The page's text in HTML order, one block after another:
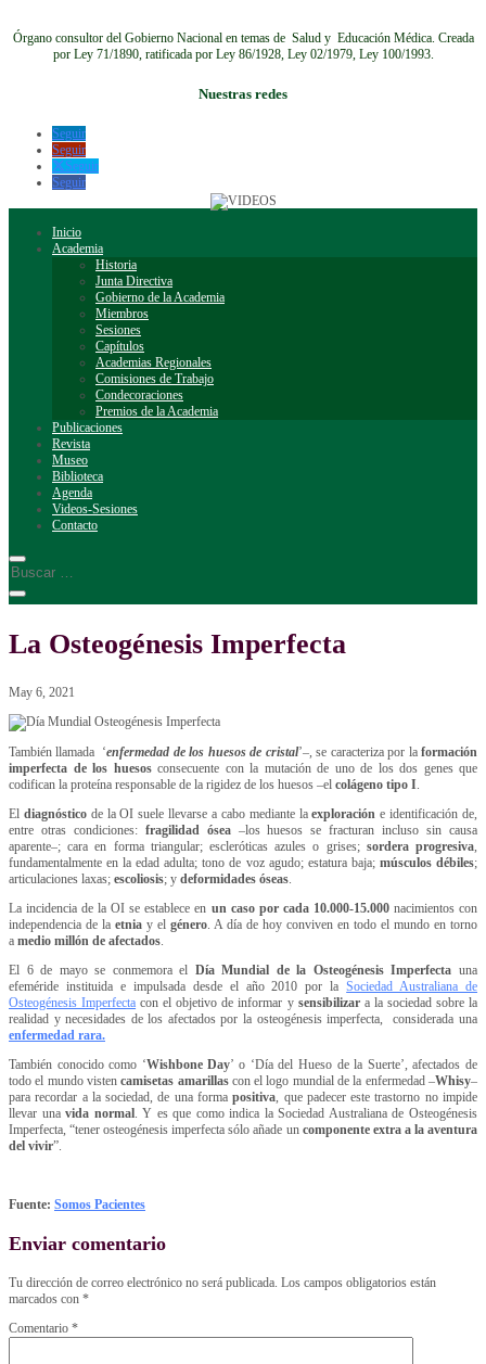
Órgano consultor del Gobierno Nacional en temas de Salud y Educación Médica. Creada
por Ley 71/1890, ratificada por Ley 86/1928, Ley 02/1979, Ley 100/1993.
Nuestras redes
Seguir
Seguir
Seguir
Seguir
Inicio
Academia
Historia
Junta Directiva
Gobierno de la Academia
Miembros
Sesiones
Capítulos
Academias Regionales
Comisiones de Trabajo
Condecoraciones
Premios de la Academia
Publicaciones
Revista
Museo
Biblioteca
Agenda
Videos-Sesiones
Contacto
La Osteogénesis Imperfecta
May 6, 2021
También llamada ‘enfermedad de los huesos de cristal’–, se caracteriza por laformación
imperfecta de los huesos consecuente con la mutación de uno de los dos genes que
codifican la proteína responsable de la rigidez de los huesos –el colágeno tipo I
El diagnósticode la OI suele llevarse a cabo mediante laexploración e identificación de,
entre otras condiciones: fragilidad ósea–los huesos se fracturan incluso sin causa
aparente–; cara en forma triangular; escleróticas azules o grises; sordera progresiva
fundamentalmente en la edad adulta; tono de voz agudo; estatura baja; músculos débiles;
articulaciones laxas; escoliosis; y deformidades óseas
La incidencia de la OI se establece en un caso por cada 10.000-15.000nacimientos con
independencia de la etnia y el género . A día de hoy conviven en todo el mundo en torno
a medio millón de afectados
El 6 de mayo se conmemora el Día Mundial de la Osteogénesis Imperfecta una
efeméride instituida e impulsada desde el año 2010 por laSociedad Australiana de
Osteogénesis Imperfecta con el objetivo de informar y sensibilizara la sociedad sobre la
realidad y necesidades de los afectados por la osteogénesis imperfecta, considerada una
enfermedad rara.
También conocido como ‘Wishbone Day’ o ‘Día del Hueso de la Suerte’, afectados de
todo el mundo vistencamisetas amarillascon el logo mundial de la enfermedad –Whisy–
para recordar a la sociedad, de una formapositiva , que padecer este trastorno no impide
llevar unavida normal. Y es que como indica la Sociedad Australiana de Osteogénesis
Imperfecta, “tener osteogénesis imperfecta sólo añade un componente extra a la aventura
del vivir”.
Fuente: Somos Pacientes
Enviar comentario
Tu dirección de correo electrónico no será publicada. Los campos obligatorios están
marcados con *
Comentario *